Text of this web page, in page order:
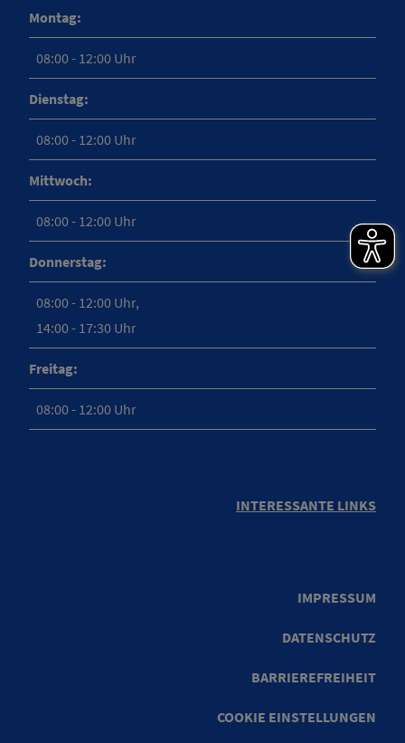
Montag:
08:00 - 12:00 Uhr
Dienstag:
08:00 - 12:00 Uhr
Mittwoch:
08:00 - 12:00 Uhr
Donnerstag:
08:00 - 12:00 Uhr,
14:00 - 17:30 Uhr
Freitag:
08:00 - 12:00 Uhr
INTERESSANTE LINKS
IMPRESSUM
DATENSCHUTZ
BARRIEREFREIHEIT
COOKIE EINSTELLUNGEN